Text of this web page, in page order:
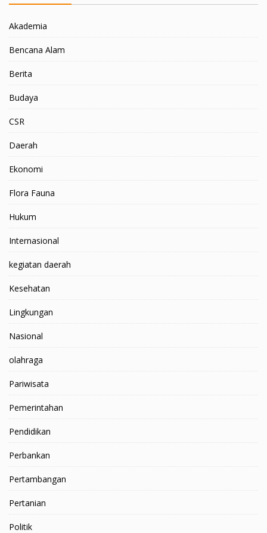
Akademia
Bencana Alam
Berita
Budaya
CSR
Daerah
Ekonomi
Flora Fauna
Hukum
Internasional
kegiatan daerah
Kesehatan
Lingkungan
Nasional
olahraga
Pariwisata
Pemerintahan
Pendidikan
Perbankan
Pertambangan
Pertanian
Politik